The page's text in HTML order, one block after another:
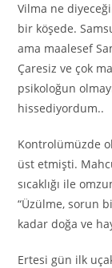
Vilma ne
bir köşede.
ama maalesef
Çaresiz ve çok
psikoloğun
hissediyordum..
Kontrolümüzde
üst etmişti.
sıcaklığı ile
“Üzülme, sorun
kadar doğa ve
Ertesi gün ilk